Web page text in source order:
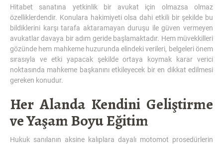
Hitabet sanatına yetkinlik bir avukat için olmazsa olmaz
özelliklerdendir. Konulara hakimiyeti olsa dahi etkili bir şekilde bu
bildiklerini karşı tarafa aktaramayan duruşu ile güven vermeyen
avukatlar davaya bir adım geride başlamaktadır. Hem müvekkilleri
gözünde hem mahkeme huzurunda elindeki verileri, belgeleri önem
sırasıyla ve etki yapacak şekilde ortaya koymak karar verici
noktasında mahkeme başkanını etkileyecek bir en dikkat edilmesi
gereken konudur.
Her Alanda Kendini Geliştirme
ve Yaşam Boyu Eğitim
Hukuk sanılanın aksine kalıplara dayalı motomot prosedürlerin